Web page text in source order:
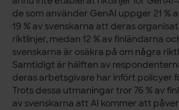
de som använder GenAI uppger 21 %
19 % av svenskarna att deras
riktlinjer, medan 12 % av finländarna
svenskarna är osäkra på om några
Samtidigt är hälften av
deras arbetsgivare har infört policyer
Trots dessa utmaningar tror 76 % av
av svenskarna att AI kommer att